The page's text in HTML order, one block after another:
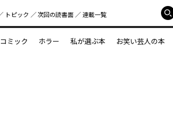
トピック 次回の読書⾯ 連載一覧
コミック ホラー 私が選ぶ本 お笑い芸人の本